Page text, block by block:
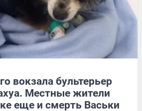
вокзала бультерьер
Местные жители
еще и смерть Васьки